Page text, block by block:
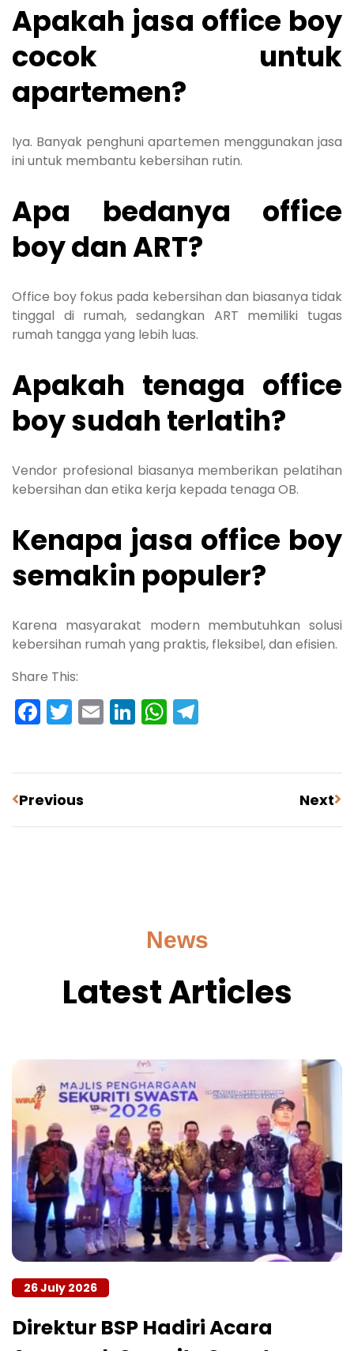
Apakah jasa office boy
cocok untuk
apartemen?
Iya. Banyak penghuni apartemen menggunakan jasa
ini untuk membantu kebersihan rutin.
Apa bedanya office
boy dan ART?
Office boy fokus pada kebersihan dan biasanya tidak
tinggal di rumah, sedangkan ART memiliki tugas
rumah tangga yang lebih luas.
Apakah tenaga office
boy sudah terlatih?
Vendor profesional biasanya memberikan pelatihan
kebersihan dan etika kerja kepada tenaga OB.
Kenapa jasa office boy
semakin populer?
Karena masyarakat modern membutuhkan solusi
kebersihan rumah yang praktis, fleksibel, dan efisien.
Share This:
Facebook
Twitter
EmailLinkedIn
WhatsApp
Previous Next
News
Latest Articles
26 July 2026
Direktur BSP Hadiri Acara